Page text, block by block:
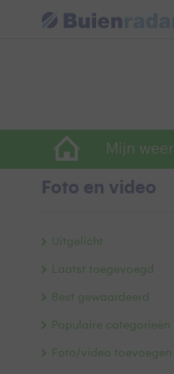
Mijn weer
Foto en video
Uitgelicht
Laatst toegevoegd
Best gewaardeerd
Populaire categorieën
Foto/video toevoegen